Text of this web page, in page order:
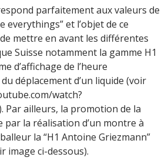
parfaitement aux valeurs de
everythings” et l’objet de ce
mettre en avant les différentes
Suisse notamment la gamme H1
d’affichage de l’heure
déplacement d’un liquide (voir
watch?
Par ailleurs, la promotion de la
par la réalisation d’un montre à
la “H1 Antoine Griezmann”
image ci-dessous).